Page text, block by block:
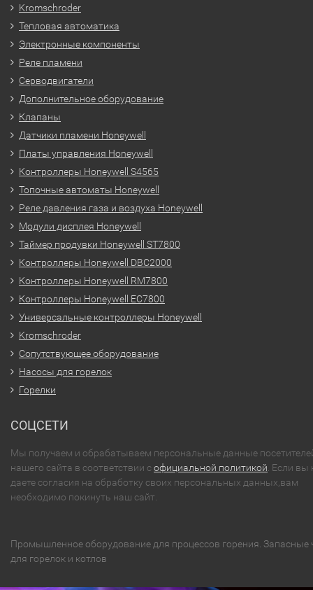
Kromschroder
Тепловая автоматика
Электронные компоненты
Реле пламени
Серводвигатели
Дополнительное оборудование
Клапаны
Датчики пламени Honeywell
Платы управления Honeywell
Контроллеры Honeywell S4565
Топочные автоматы Honeywell
Реле давления газа и воздуха Honeywell
Модули дисплея Honeywell
Таймер продувки Honeywell ST7800
Контроллеры Honeywell DBC2000
Контроллеры Honeywell RM7800
Контроллеры Honeywell EC7800
Универсальные контроллеры Honeywell
Kromschroder
Сопутствующее оборудование
Насосы для горелок
Горелки
СОЦСЕТИ
Мы получаем и обрабатываем персональные данные
нашего сайта в соответствии софициальной политикой . Если вы
даете согласия на обработку своих персональных данных,вам
необходимо покинуть наш сайт.
Промышленное оборудование для процессов горения. Запасные
для горелок и котлов